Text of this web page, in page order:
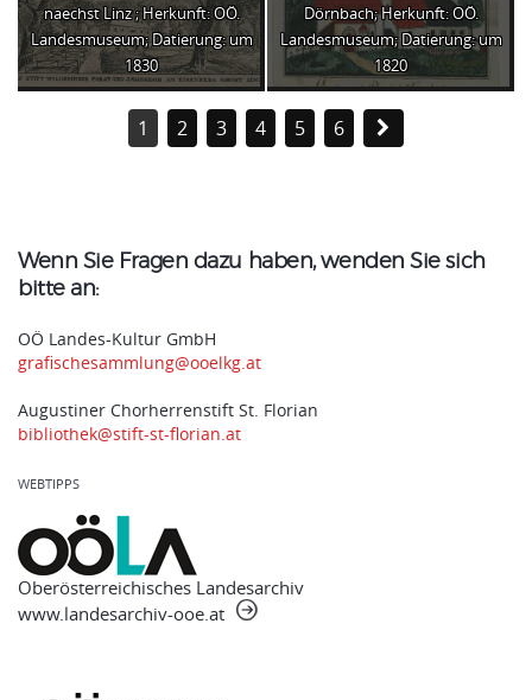
naechst Linz ; Herkunft: OÖ.
Landesmuseum; Datierung: um
1830
Dörnbach; Herkunft: OÖ.
Landesmuseum; Datierung: um
1820
1 2 3 4 5 6
Wenn Sie Fragen dazu haben, wenden Sie sich
bitte an:
OÖ Landes-Kultur GmbH
grafischesammlung@ooelkg.at
Augustiner Chorherrenstift St. Florian
bibliothek@stift-st-florian.at
WEBTIPPS
Oberösterreichisches Landesarchiv
www.landesarchiv-ooe.at